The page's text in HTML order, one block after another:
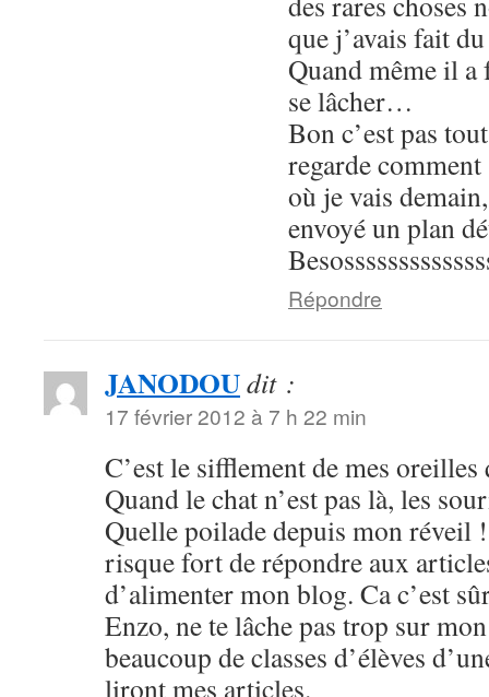
que j’avais fait
Quand même il
se lâcher…
Bon c’est pas
regarde
où je vais
envoyé un plan
Répondre
JANODOUdit :
17 février 2012 à 7 h 22 min
C’est le sifflement de mes
Quand le chat n’est pas là, les
Quelle poilade depuis mon réveil
risque fort de répondre aux
d’alimenter mon blog. Ca c’est
Enzo, ne te lâche pas trop sur
beaucoup de classes d’élèves
liront mes articles.